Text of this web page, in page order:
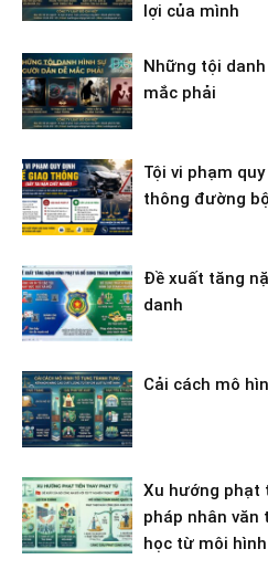
lợi của mình
Những tội
mắc phải
Tội vi phạm
thông đường
Đề xuất tăng
danh
Cải cách mô
Xu hướng phạt
pháp nhân văn
học từ môi